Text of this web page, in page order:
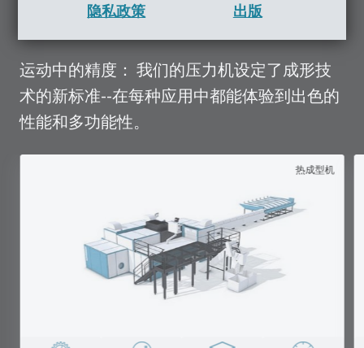
隐私政策
出版
致所有媒体
运动中的精度： 我们的压力机设定了成形技
术的新标准--在每种应用中都能体验到出色的
性能和多功能性。
热成型机